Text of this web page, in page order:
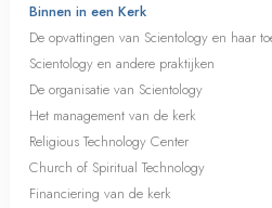
Binnen in een Kerk
De opvattingen van Scientology en haar
Scientology en andere praktijken
De organisatie van Scientology
Het management van de kerk
Religious Technology Center
Church of Spiritual Technology
Financiering van de kerk